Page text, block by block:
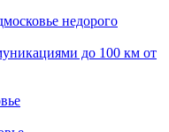
недорого
до 100 км от